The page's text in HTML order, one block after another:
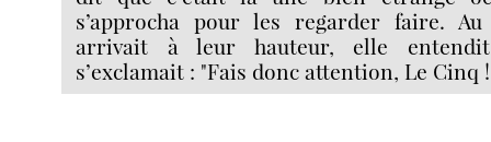
s’approcha pour les regarder faire.
arrivait à leur hauteur, elle
s’exclamait : "Fais donc attention, Le Cinq